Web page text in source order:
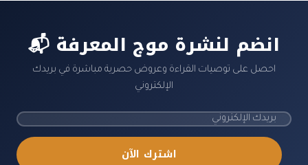
📬 انضم لنشرة موج المعرفة
احصل على توصيات القراءة وعروض حصرية مباشرة في بريدك
الإلكتروني
اشترك الآن